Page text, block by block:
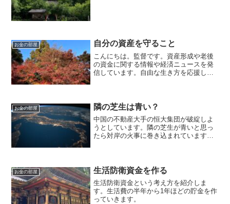
お金の部屋 自分の資産を守ること
こんにちは。監督です。資産形成や老後
の資金に関する情報や経済ニュースを発
信しています。自由な生き方を応援して
人に教えない事』です。...
お金の部屋 隣の芝生は青い？
中国の不動産大手の恒大集団が破綻しよ
うとしています。隣の芝生が青いと思っ
たら対岸の火事に巻き込まれています。
お金の部屋 生活防衛資金を作る
生活防衛資金という考え方を紹介しま
す。生活費の半年から1年ほどの貯金を作
っていきます。